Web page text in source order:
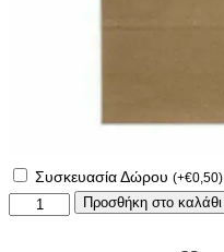
Συσκευασία Δώρου (+€0,50)
Ποδιά
Προσθήκη στο καλάθι